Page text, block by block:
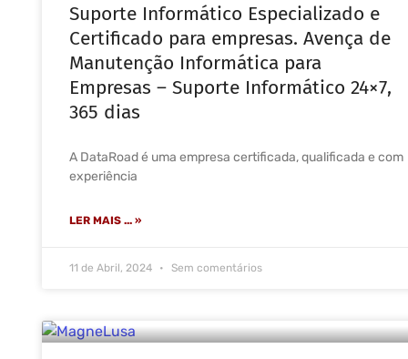
Suporte Informático Especializado e
Certificado para empresas. Avença de
Manutenção Informática para
Empresas – Suporte Informático 24×7,
365 dias
A DataRoad é uma empresa certificada, qualificada e com
experiência
LER MAIS ... »
11 de Abril, 2024 Sem comentários